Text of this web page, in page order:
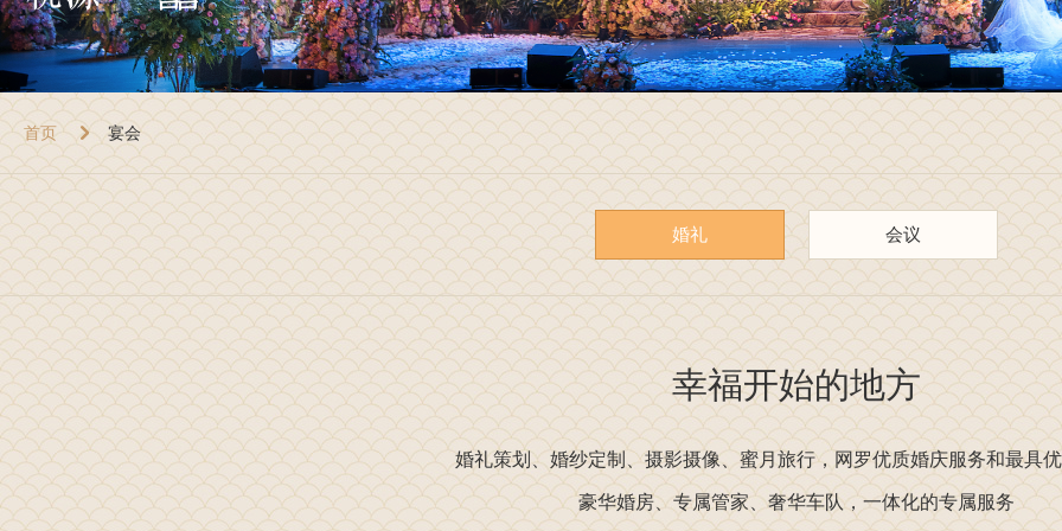
首页 宴会
婚礼 会议
幸福开始的地方
婚礼策划、婚纱定制、摄影摄像、蜜月旅行，网罗优质婚庆服务和最具
豪华婚房、专属管家、奢华车队，一体化的专属服务